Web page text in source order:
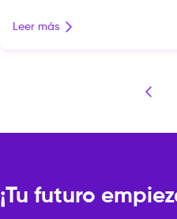
un momento de expansión. Ya
memoria, la identidad y el
Leer más
¡Tu futuro